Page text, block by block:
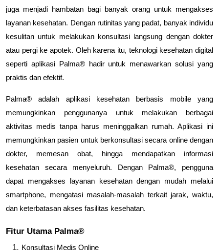
juga menjadi hambatan bagi banyak orang untuk mengakses
layanan kesehatan. Dengan rutinitas yang padat, banyak individu
kesulitan untuk melakukan konsultasi langsung dengan dokter
atau pergi ke apotek. Oleh karena itu, teknologi kesehatan digital
seperti aplikasi Palma® hadir untuk menawarkan solusi yang
praktis dan efektif.
Palma® adalah aplikasi kesehatan berbasis mobile yang
memungkinkan penggunanya untuk melakukan berbagai
aktivitas medis tanpa harus meninggalkan rumah. Aplikasi ini
memungkinkan pasien untuk berkonsultasi secara online dengan
dokter, memesan obat, hingga mendapatkan informasi
kesehatan secara menyeluruh. Dengan Palma®, pengguna
dapat mengakses layanan kesehatan dengan mudah melalui
smartphone, mengatasi masalah-masalah terkait jarak, waktu,
dan keterbatasan akses fasilitas kesehatan.
Fitur Utama Palma®
Konsultasi Medis Online